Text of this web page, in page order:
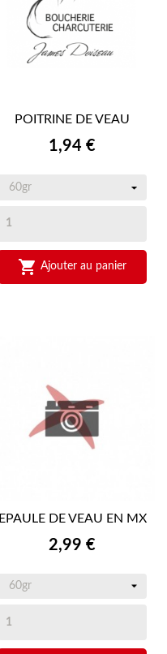
POITRINE DE VEAU
Prix
1,94 €
 Ajouter au panier
EPAULE DE VEAU EN MX
Prix
2,99 €